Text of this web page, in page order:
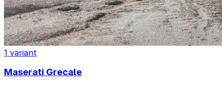
1 variant
Maserati Grecale